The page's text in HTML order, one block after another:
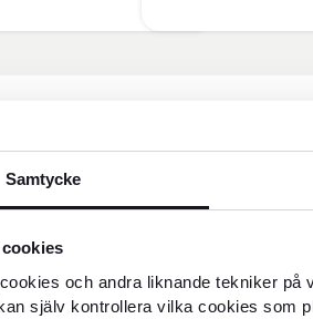
Samtycke
och andra liknande tekniker
själv kontrollera vilka cookies som
du hjälp?